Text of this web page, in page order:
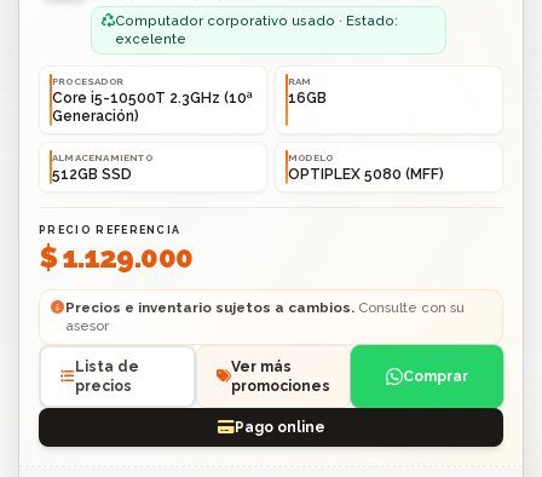
Computador corporativo usado · Estado:
excelente
PROCESADOR
Core i5-10500T 2.3GHz (10ª
Generación)
RAM
16GB
ALMACENAMIENTO
512GB SSD
MODELO
OPTIPLEX 5080 (MFF)
PRECIO REFERENCIA
$ 1.129.000
Precios e inventario sujetos a cambios.Consulte con su
asesor
Lista de
precios
Ver más
promociones
Comprar
Pago online